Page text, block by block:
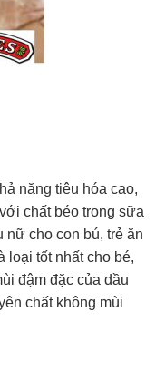
năng tiêu hóa cao,
chất béo trong sữa
nữ cho con bú, trẻ ăn
loại tốt nhất cho bé,
đậm đặc của dầu
chất không mùi